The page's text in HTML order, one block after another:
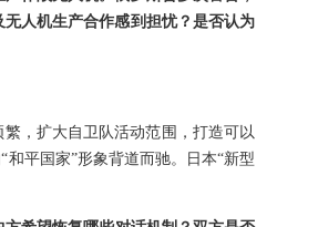
人机生产合作感到担忧？是否认为
，扩大自卫队活动范围，打造可以
平国家”形象背道而驰。日本“新型